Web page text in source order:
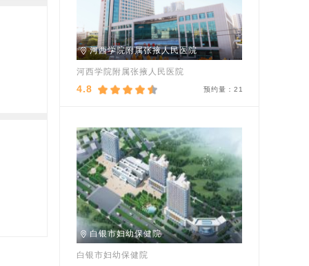
河西学院附属张掖人民医院
河西学院附属张掖人民医院
4.8 预约量：21
白银市妇幼保健院
白银市妇幼保健院